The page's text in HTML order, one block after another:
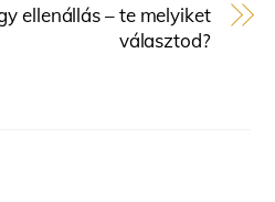
ellenállás – te melyiket
választod?